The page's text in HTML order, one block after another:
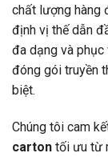
chất lượng hàng
định vị thế dẫn
đa dạng và
đóng gói truyền
biệt.
Chúng tôi cam
carton tối ưu từ